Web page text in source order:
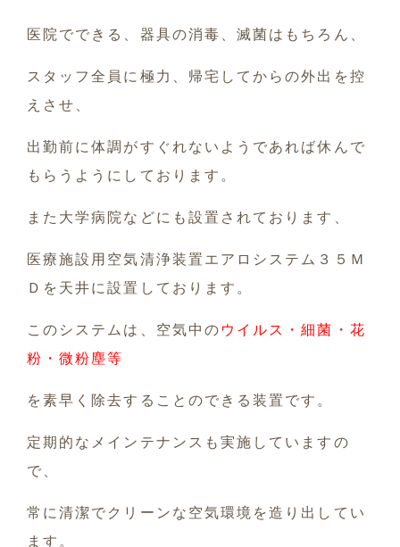
医院でできる、器具の消毒、滅菌はもちろん、
スタッフ全員に極力、帰宅してからの外出を控
えさせ、
出勤前に体調がすぐれないようであれば休んで
もらうようにしております。
また大学病院などにも設置されております、
医療施設用空気清浄装置エアロシステム３５Ｍ
Ｄを天井に設置しております。
このシステムは、空気中の ウイルス・細菌・花
粉・微粉塵等
を素早く除去することのできる装置です。
定期的なメインテナンスも実施していますの
で、
常に清潔でクリーンな空気環境を造り出してい
ます。